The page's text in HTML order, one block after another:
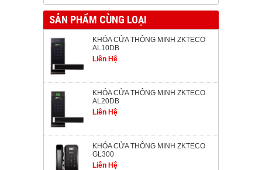
SẢN PHẨM CÙNG LOẠI
KHÓA CỬA THÔNG MINH ZKTECO
AL10DB
Liên Hệ
KHÓA CỬA THÔNG MINH ZKTECO
AL20DB
Liên Hệ
KHÓA CỬA THÔNG MINH ZKTECO
GL300
Liên Hệ